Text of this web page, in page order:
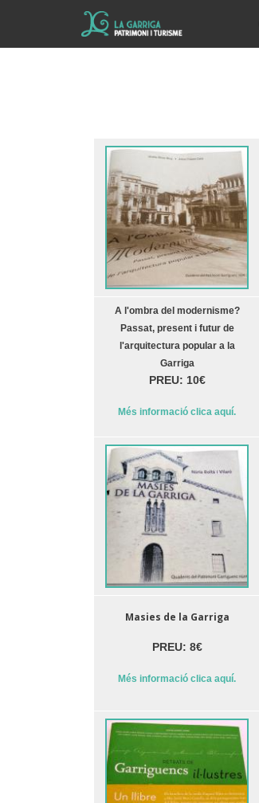
A l'ombra del modernisme?
Passat, present i futur de
l'arquitectura popular a la
Garriga
PREU: 10€
Més informació clica aquí.
Masies de la Garriga
PREU: 8€
Més informació clica aquí.